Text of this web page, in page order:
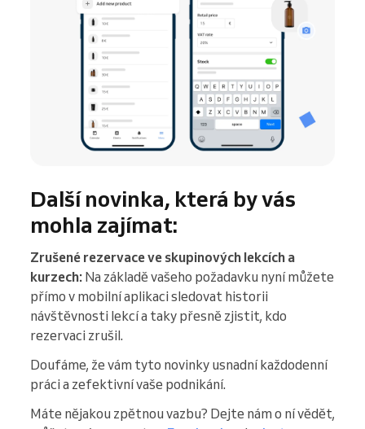
Další novinka, která by vás
mohla zajímat:
Zrušené rezervace ve skupinových lekcích a
kurzech: Na základě vašeho požadavku nyní můžete
přímo v mobilní aplikaci sledovat historii
návštěvnosti lekcí a taky přesně zjistit, kdo
rezervaci zrušil.
Doufáme, že vám tyto novinky usnadní každodenní
práci a zefektivní vaše podnikání.
Máte nějakou zpětnou vazbu? Dejte nám o ní vědět,